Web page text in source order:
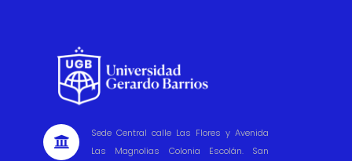

Sede Central calle Las Flores y Avenida
Las Magnolias Colonia Escolán. San